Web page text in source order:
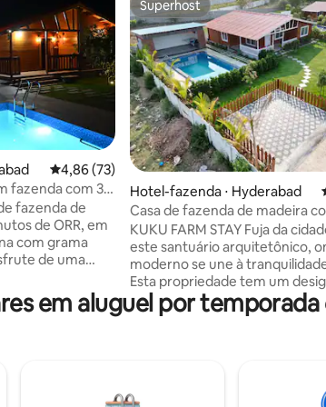
avaliações4,86 de uma avaliação média de 5, 73
4,86 (73)
fazenda com 3
em Moinabad
fazenda de
de ORR, em
com grama
de uma
seguras
Perfeito
O
Superhost
Superhost
Hotel-fazenda ⋅ Hyderabad
Casa de fazenda de madeira
privativa e 3 quartos, sala e
Hyderabad
KUKU FARM STAY Fuja da cidade para
este santuário arquitetônico,
moderno se une à
Esta propriedade tem um
impressionante de telhado de
águas. No coração do espaço
estrelas. Seja relaxando à beira
ou aproveitando o amplo
em aluguel por temporada